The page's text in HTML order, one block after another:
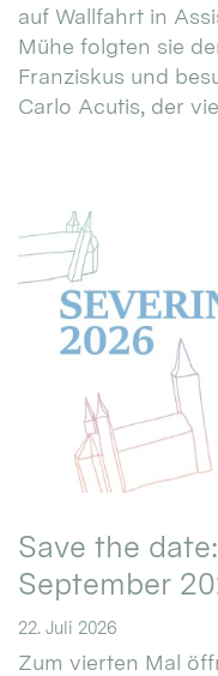
auf Wallfahrt in
Mühe folgten sie
Franziskus und
Carlo Acutis, der
Save the
September
22. Juli 2026
Zum vierten Mal